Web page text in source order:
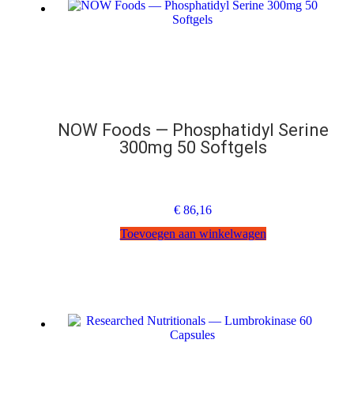
NOW Foods — Phosphatidyl Serine
300mg 50 Softgels
€ 86,16
Toevoegen aan winkelwagen